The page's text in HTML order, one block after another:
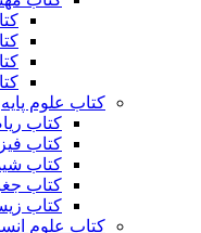
کتاب علوم پایه
کتاب
کتاب
کتاب
کتاب
کتاب
کتاب علوم